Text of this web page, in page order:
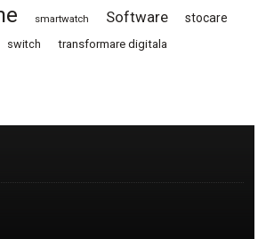
smartwatch Software stocare
switch transformare digitala